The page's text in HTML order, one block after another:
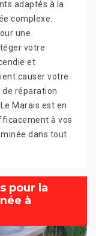
adaptés à la
complexe.
une
votre
et
causer votre
de réparation
Marais est en
à vos
dans tout
pour la
à